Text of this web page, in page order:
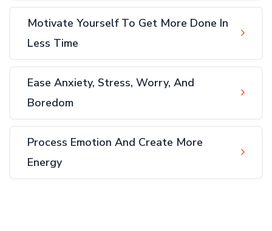
Motivate Yourself To Get More Done In
Less Time
Ease Anxiety, Stress, Worry, And
Boredom
Process Emotion And Create More
Energy